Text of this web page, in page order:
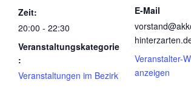
Zeit:
20:00 - 22:30
Veranstaltungskategorie
:
Veranstaltungen im Bezirk
E-Mail
Veranstalter-
anzeigen